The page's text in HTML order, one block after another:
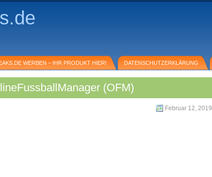
WERBEN – IHR PRODUKT HIER! DATENSCHUTZERKLÄRUNG
(OFM)
Februar 12, 2019